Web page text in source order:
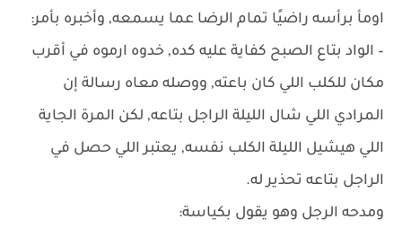
اومأ برأسه راضيًا تمام الرضا عما يسمعه, وأخبره بأمر:
– الواد بتاع الصبح كفاية عليه كده, خدوه ارموه في أقرب
مكان للكلب اللي كان باعته, ووصله معاه رسالة إن
المرادي اللي شال الليلة الراجل بتاعه, لكن المرة الجاية
اللي هيشيل الليلة الكلب نفسه, يعتبر اللي حصل في
الراجل بتاعه تحذير له.
ومدحه الرجل وهو يقول بكياسة: